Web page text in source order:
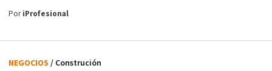
PoriProfesional
NEGOCIOS / Construción